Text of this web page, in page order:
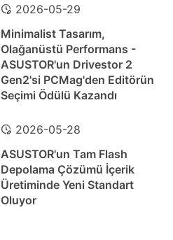
2026-05-29
Minimalist Tasarım,
Olağanüstü Performans -
ASUSTOR'un Drivestor 2
Gen2'si PCMag'den Editörün
Seçimi Ödülü Kazandı
2026-05-28
ASUSTOR'un Tam Flash
Depolama Çözümü İçerik
Üretiminde Yeni Standart
Oluyor